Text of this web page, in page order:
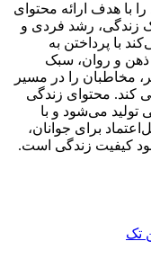
۱۳۹۳ فعالیت خود را با هدف ارائه محتوای
زندگی، رشد فردی و
با پرداختن به
ذهن و روان، سبک
مخاطبان را در مسیر
کند. محتوای زندگی
تولید می‌شود و با
برای جوانان،
کیفیت زندگی است.
تک